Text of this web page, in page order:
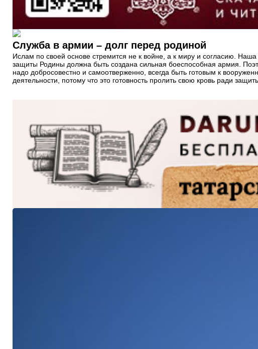
Служба в армии – долг перед родиной
Ислам по своей основе стремится не к войне, а к миру и согласию.
защиты Родины должна быть создана сильная боеспособная армия.
надо добросовестно и самоотверженно, всегда быть готовым к
деятельности, потому что это готовность пролить свою кровь ради